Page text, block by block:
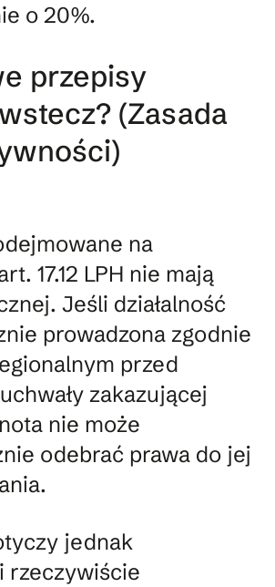
o 20%.
przepisy
(Zasada
na
17.12 LPH nie mają
Jeśli działalność
prowadzona zgodnie
przed
zakazującej
nie może
odebrać prawa do jej
jednak
rzeczywiście